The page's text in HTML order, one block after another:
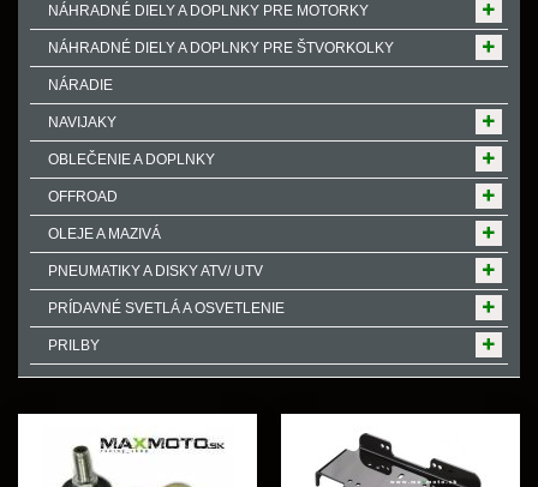
NÁHRADNÉ DIELY A DOPLNKY PRE MOTORKY
NÁHRADNÉ DIELY A DOPLNKY PRE ŠTVORKOLKY
NÁRADIE
NAVIJAKY
OBLEČENIE A DOPLNKY
OFFROAD
OLEJE A MAZIVÁ
PNEUMATIKY A DISKY ATV/ UTV
PRÍDAVNÉ SVETLÁ A OSVETLENIE
PRILBY